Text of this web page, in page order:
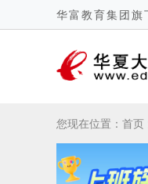
华富教育集团
您现在位置： 首页